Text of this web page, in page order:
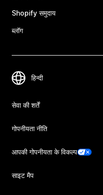
Shopify समुदाय
ब्लॉग
सेवा की शर्तें
गोपनीयता नीति
आपकी गोपनीयता के विकल्प
साइट मैप